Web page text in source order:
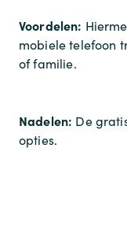
Voordelen:
mobiele telefoon
of familie.
Nadelen: De
opties.